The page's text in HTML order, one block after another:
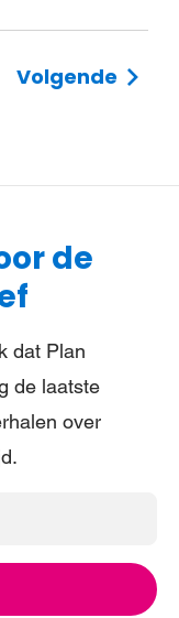
Volgende
de
dat Plan
de laatste
over